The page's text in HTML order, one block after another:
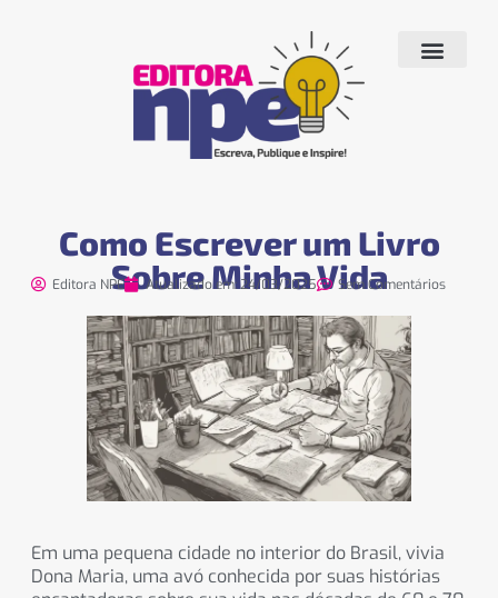
Como Escrever um Livro
Sobre Minha Vida
Editora NPE Atualizado em:24/03/2025 Sem Comentários
Em uma pequena cidade no interior do Brasil, vivia
Dona Maria, uma avó conhecida por suas histórias